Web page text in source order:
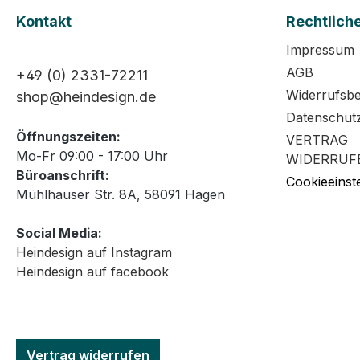
Kontakt
+49 (0) 2331-72211
shop@heindesign.de
Öffnungszeiten:
Mo-Fr 09:00 - 17:00 Uhr
Büroanschrift:
Mühlhauser Str. 8A, 58091 Hagen
Social Media:
Heindesign auf Instagram
Heindesign auf facebook
Vertrag widerrufen
Impressum
AGB
VERTRAG